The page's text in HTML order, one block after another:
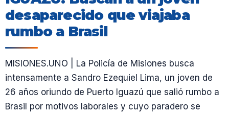
desaparecido que viajaba
rumbo a Brasil
MISIONES.UNO | La Policía de Misiones busca
intensamente a Sandro Ezequiel Lima, un joven de
26 años oriundo de Puerto Iguazú que salió rumbo a
Brasil por motivos laborales y cuyo paradero se